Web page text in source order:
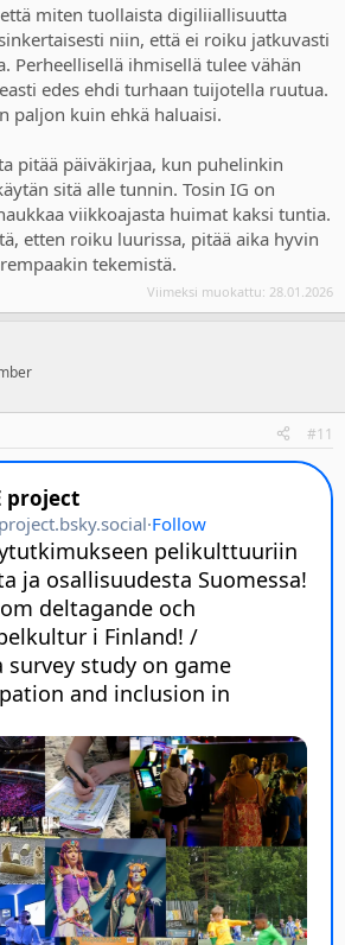
miten tuollaista digiliiallisuutta
niin, että ei roiku jatkuvasti
Perheellisellä ihmisellä tulee vähän
edes ehdi turhaan tuijotella ruutua.
paljon kuin ehkä haluaisi.
pitää päiväkirjaa, kun puhelinkin
sitä alle tunnin. Tosin IG on
viikkoajasta huimat kaksi tuntia.
etten roiku luurissa, pitää aika hyvin
tekemistä.
Viimeksi muokattu: 28.01.2026
#11